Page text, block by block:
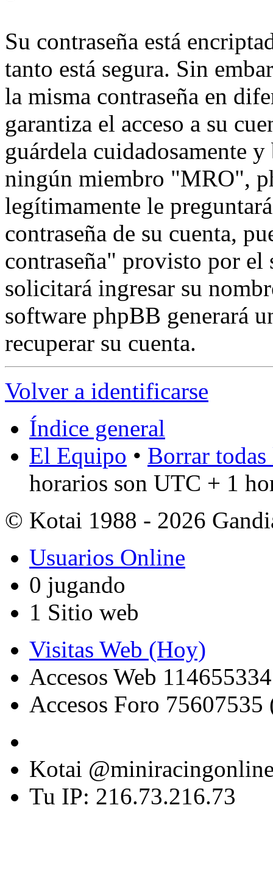
Su contraseña está
tanto está segura. Sin
la misma contraseña en
garantiza el acceso a su
guárdela cuidadosamente
ningún miembro "MRO",
legítimamente le
contraseña de su cuenta,
contraseña" provisto por
solicitará ingresar su
software phpBB generará
recuperar su cuenta.
Volver a identificarse
Índice general
El Equipo • Borrar
horarios son UTC + 1
© Kotai 1988 - 2026
Usuarios Online
0 jugando
1 Sitio web
Visitas Web (Hoy)
Accesos Web
Accesos Foro 75607535
Kotai
Tu IP: 216.73.216.73